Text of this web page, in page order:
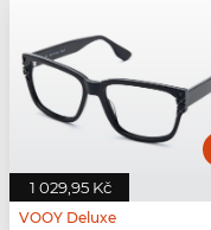
1 029,95 Kč
VOOY Deluxe